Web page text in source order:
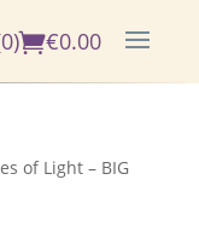
€0.00
of Light – BIG